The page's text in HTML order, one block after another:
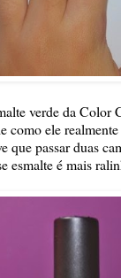
verde da Color
como ele
que passar duas
esmalte é mais